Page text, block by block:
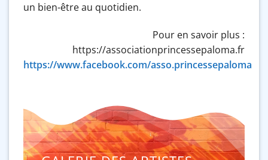
un bien-être au quotidien.
Pour en savoir plus :
https://associationprincessepaloma.fr
https://www.facebook.com/asso.princessepaloma